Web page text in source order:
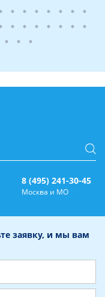
8 (495) 241-30-45
заявку, и мы вам